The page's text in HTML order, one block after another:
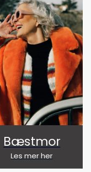
Bæstmor
Les mer her